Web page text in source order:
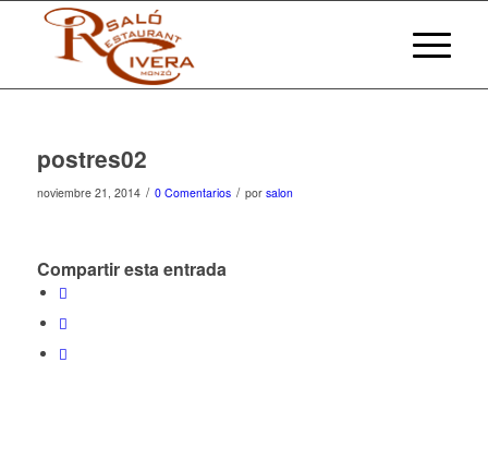
postres02
noviembre 21, 2014 / 0 Comentarios / por salon
Compartir esta entrada